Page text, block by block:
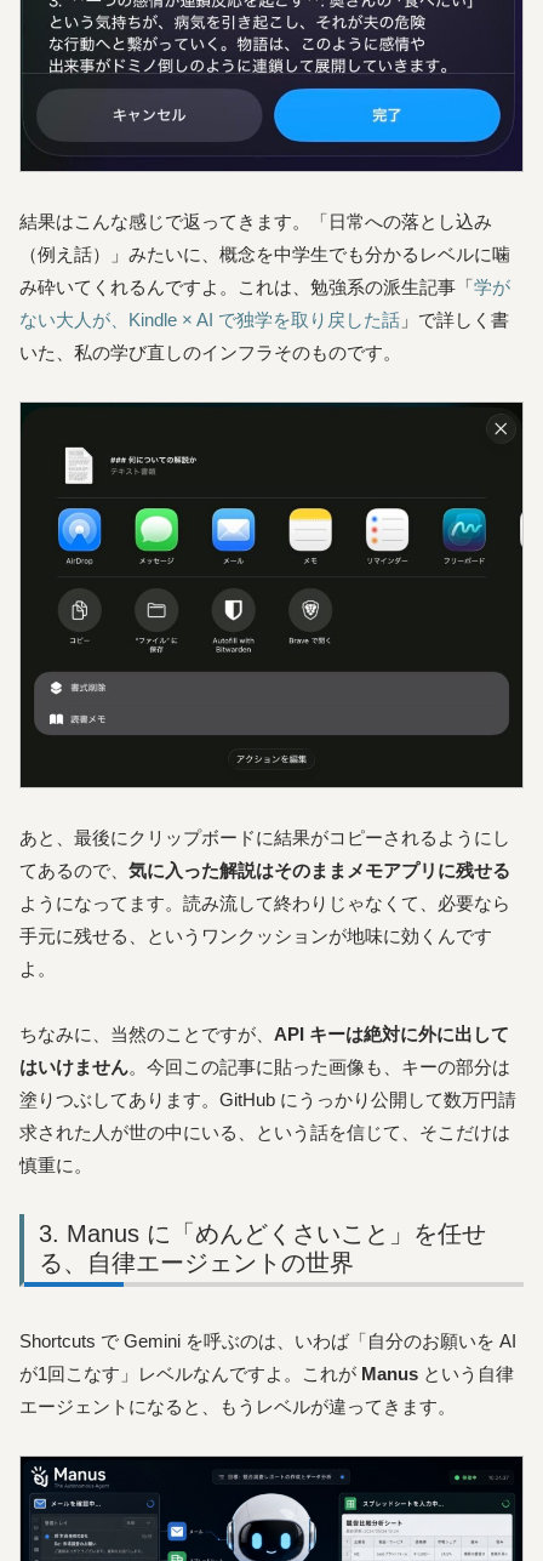
結果はこんな感じで返ってきます。「日常への落とし込み
（例え話）」みたいに、概念を中学生でも分かるレベルに噛
み砕いてくれるんですよ。これは、勉強系の派生記事「学が
ない大人が、Kindle × AI で独学を取り戻した話 」で詳しく書
いた、私の学び直しのインフラそのものです。
あと、最後にクリップボードに結果がコピーされるようにし
てあるので、 気に入った解説はそのままメモアプリに残せる
ようになってます。読み流して終わりじゃなくて、必要なら
手元に残せる、というワンクッションが地味に効くんです
よ。
ちなみに、当然のことですが、 API キーは絶対に外に出して
はいけません。今回この記事に貼った画像も、キーの部分は
塗りつぶしてあります。GitHub にうっかり公開して数万円請
求された人が世の中にいる、という話を信じて、そこだけは
慎重に。
Manus に「めんどくさいこと」を任せ
る、自律エージェントの世界
Shortcuts で Gemini を呼ぶのは、いわば「自分のお願いを AI
が1回こなす」レベルなんですよ。これが Manus という自律
エージェントになると、もうレベルが違ってきます。